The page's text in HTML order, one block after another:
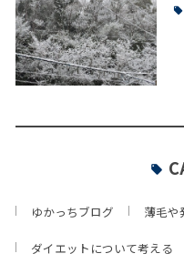
ゆかっちブログ 薄毛や
ダイエットについて考える